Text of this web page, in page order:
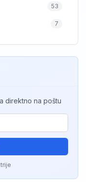
53
7
direktno na poštu